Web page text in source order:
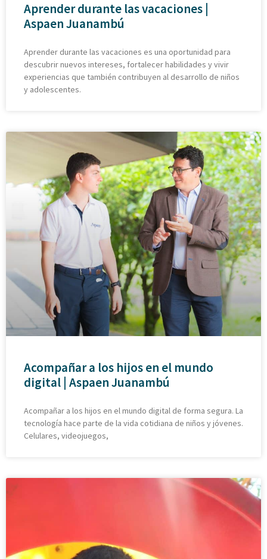
Aprender durante las vacaciones |
Aspaen Juanambú
Aprender durante las vacaciones es una oportunidad para
descubrir nuevos intereses, fortalecer habilidades y vivir
experiencias que también contribuyen al desarrollo de niños
y adolescentes.
Acompañar a los hijos en el mundo
digital | Aspaen Juanambú
Acompañar a los hijos en el mundo digital de forma segura. La
tecnología hace parte de la vida cotidiana de niños y jóvenes.
Celulares, videojuegos,